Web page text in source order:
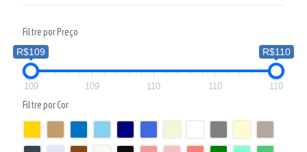
Filtre por Preço
R$109
R$110
109 109 110 110 110
Filtre por Cor